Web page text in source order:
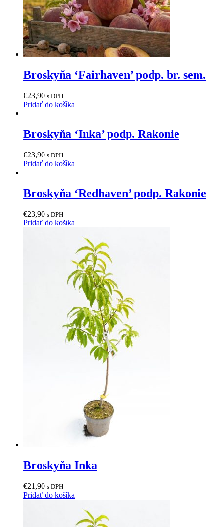
Broskyňa ‘Fairhaven’ podp. br. sem.
€23,90 s DPH
Pridať do košíka
Broskyňa ‘Inka’ podp. Rakonie
€23,90 s DPH
Pridať do košíka
Broskyňa ‘Redhaven’ podp. Rakonie
€23,90 s DPH
Pridať do košíka
Broskyňa Inka
€21,90 s DPH
Pridať do košíka